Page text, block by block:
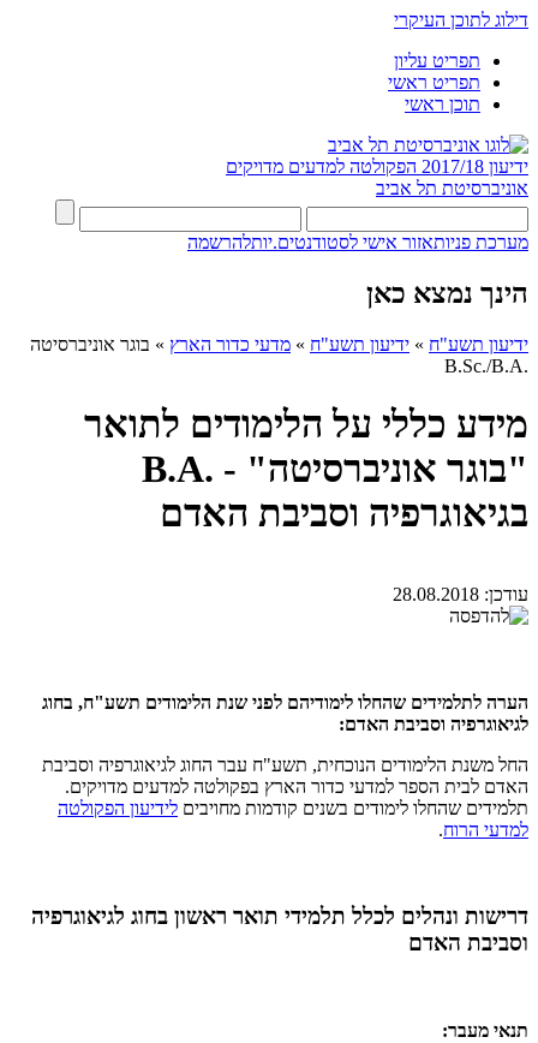
דילוג לתוכן העיקרי
תפריט עליון
תפריט ראשי
תוכן ראשי
ידיעון 2017/18
הפקולטה למדעים מדויקים
אוניברסיטת תל אביב
מערכת פניותאזור אישי לסטודנטים.יותלהרשמה
הינך נמצא כאן
ידיעון תשע"ח » ידיעון תשע"ח » מדעי כדור הארץ » בוגר אוניברסיטה
.B.Sc./B.A
מידע כללי על הלימודים לתואר
"בוגר אוניברסיטה" - .B.A
בגיאוגרפיה וסביבת האדם
עודכן: 28.08.2018
הערה לתלמידים שהחלו לימודיהם לפני שנת הלימודים תשע"ח, בחוג
לגיאוגרפיה וסביבת האדם:
החל משנת הלימודים הנוכחית, תשע"ח עבר החוג לגיאוגרפיה וסביבת
האדם לבית הספר למדעי כדור הארץ בפקולטה למדעים מדויקים.
תלמידים שהחלו לימודים בשנים קודמות מחויבים לידיעון הפקולטה
למדעי הרוח.
דרישות ונהלים לכלל תלמידי תואר ראשון בחוג לגיאוגרפיה
וסביבת האדם
תנאי מעבר: